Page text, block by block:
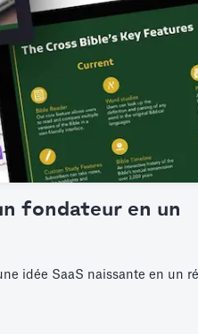
fondateur en un
idée SaaS naissante en un